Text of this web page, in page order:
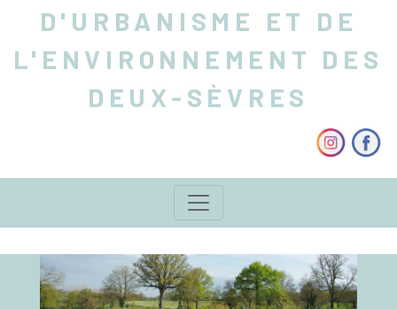
D'URBANISME ET DE
L'ENVIRONNEMENT DES
DEUX-SÈVRES